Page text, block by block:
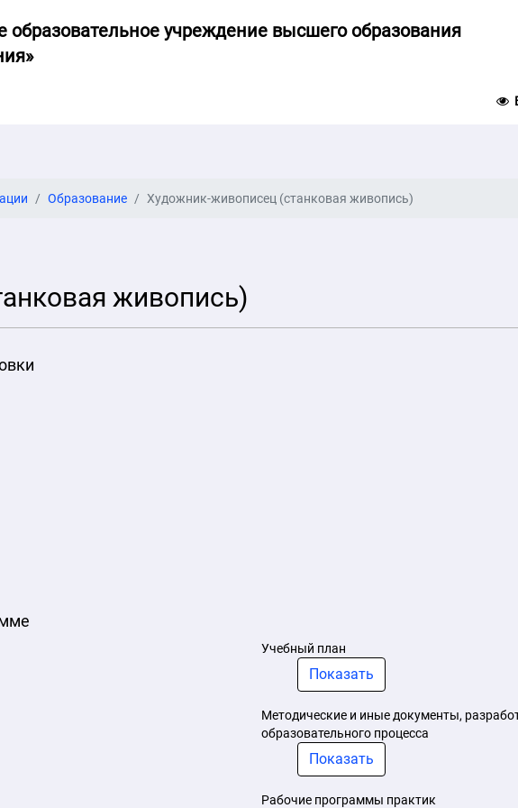
образовательное учреждение высшего образования
Образование Художник-живописец (станковая живопись)
живопись)
Учебный план
Показать
Методические и иные документы,
образовательного процесса
Показать
Рабочие программы практик